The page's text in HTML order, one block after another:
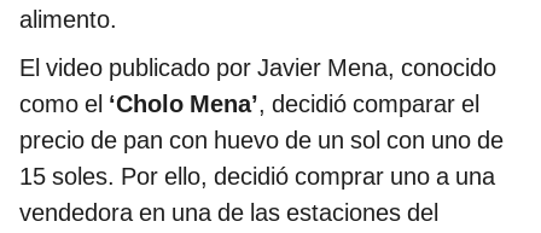
alimento.
El video publicado por Javier Mena, conocido
como el ‘Cholo Mena’, decidió comparar el
precio de pan con huevo de un sol con uno de
15 soles. Por ello, decidió comprar uno a una
vendedora en una de las estaciones del